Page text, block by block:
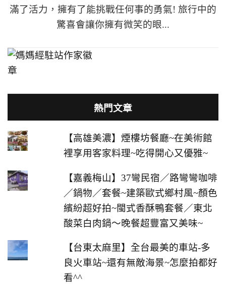
滿了活力，擁有了能挑戰任何事的勇氣! 旅行中的
驚喜會讓你擁有微笑的眼...
熱門文章
【高雄美濃】煙樓坊餐廳~在美術館
裡享用客家料理~吃得開心又優雅~
【嘉義梅山】37彎民宿／路彎彎咖啡
／鍋物／套餐~建築歐式鄉村風~顏色
繽紛超好拍~閩式香酥鴨套餐／東北
酸菜白肉鍋～晚餐超豐富又美味~
【台東太麻里】全台最美的車站-多
良火車站~還有無敵海景~怎麼拍都好
看^^